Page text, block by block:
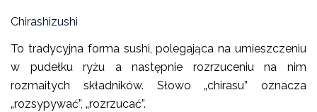
Chirashizushi
To tradycyjna forma sushi, polegająca na umieszczeniu
w pudełku ryżu a następnie rozrzuceniu na nim
rozmaitych składników. Słowo „chirasu” oznacza
„rozsypywać”, „rozrzucać”.